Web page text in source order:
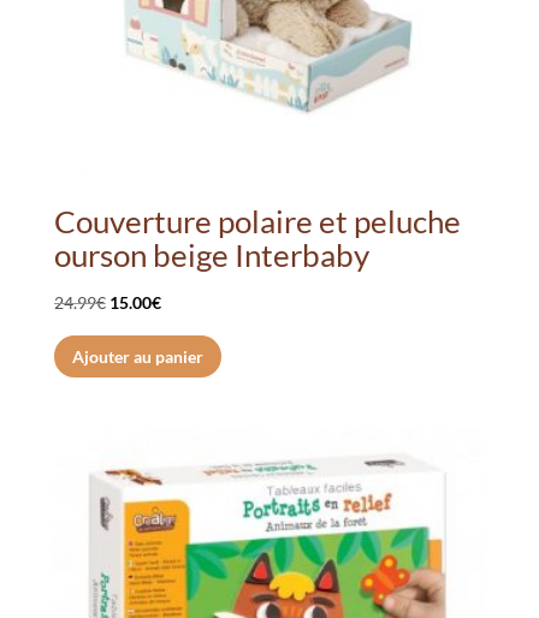
Couverture polaire et peluche
ourson beige Interbaby
24.99€ Le
prix
initial
15.00€Le
prix
actuel
Ajouter au panier